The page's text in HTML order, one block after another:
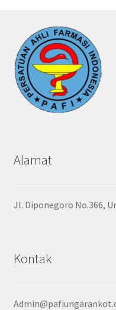
Alamat
Jl. Diponegoro No.366,
Kontak